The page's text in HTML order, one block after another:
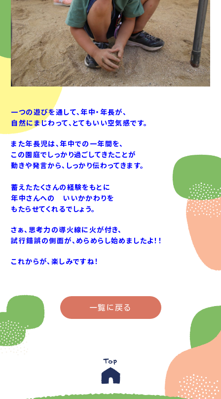
一つの遊びを通して、年中・年長が、
自然にまじわって、とてもいい空気感です。
また年長児は、年中での一年間を、
この園庭でしっかり過ごしてきたことが
動きや発言から、しっかり伝わってきます。
蓄えたたくさんの経験をもとに
年中さんへの いいかかわりを
もたらせてくれるでしょう。
さぁ、思考力の導火線に火が付き、
試行錯誤の側面が、めらめらし始めましたよ！！
これからが、楽しみですね！
一覧に戻る